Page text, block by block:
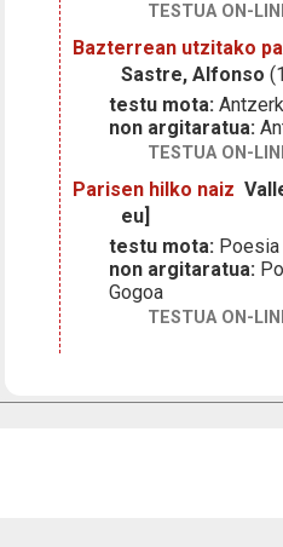
TESTUA ON-
Bazterrean utzitako
Sastre, Alfonso
testu mota:
non argitaratua:
TESTUA ON-
Parisen hilko naiz
eu]
testu mota: Poesia
non argitaratua:
Gogoa
TESTUA ON-